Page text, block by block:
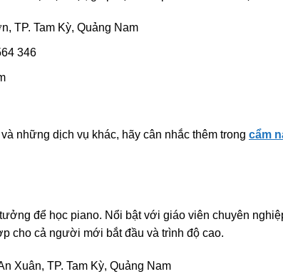
TP. Tam Kỳ, Quảng Nam
346
những dịch vụ khác, hãy cân nhắc thêm trong cẩm
để học piano. Nổi bật với giáo viên chuyên
cho cả người mới bắt đầu và trình độ cao.
Xuân, TP. Tam Kỳ, Quảng Nam